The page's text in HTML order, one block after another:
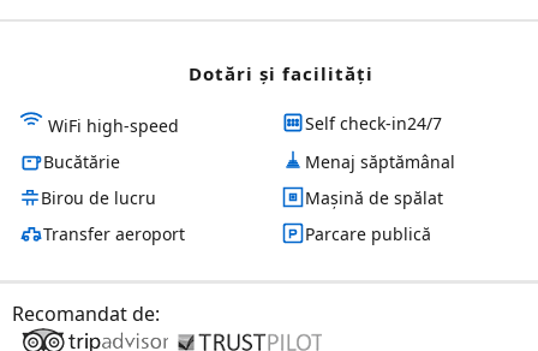
Dotări și facilităţi
WiFi high-speed
Self check-in24/7
Bucătărie
Menaj săptămânal
Birou de lucru
Mașină de spălat
Transfer aeroport
Parcare publică
Recomandat de: